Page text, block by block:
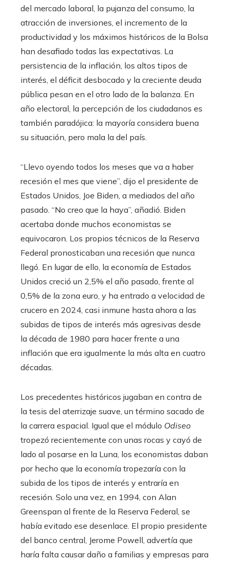
del mercado laboral, la pujanza del consumo, la
atracción de inversiones, el incremento de la
productividad y los máximos históricos de la Bolsa
han desafiado todas las expectativas. La
persistencia de la inflación, los altos tipos de
interés, el déficit desbocado y la creciente deuda
pública pesan en el otro lado de la balanza. En
año electoral, la percepción de los ciudadanos es
también paradójica: la mayoría considera buena
su situación, pero mala la del país.
“Llevo oyendo todos los meses que va a haber
recesión el mes que viene”, dijo el presidente de
Estados Unidos, Joe Biden, a mediados del año
pasado. “No creo que la haya”, añadió. Biden
acertaba donde muchos economistas se
equivocaron. Los propios técnicos de la Reserva
Federal pronosticaban una recesión que nunca
llegó. En lugar de ello, la economía de Estados
Unidos creció un 2,5% el año pasado, frente al
0,5% de la zona euro, y ha entrado a velocidad de
crucero en 2024, casi inmune hasta ahora a las
subidas de tipos de interés más agresivas desde
la década de 1980 para hacer frente a una
inflación que era igualmente la más alta en cuatro
décadas.
Los precedentes históricos jugaban en contra de
la tesis del aterrizaje suave, un término sacado de
la carrera espacial. Igual que el módulo Odiseo
tropezó recientemente con unas rocas y cayó de
lado al posarse en la Luna, los economistas daban
por hecho que la economía tropezaría con la
subida de los tipos de interés y entraría en
recesión. Solo una vez, en 1994, con Alan
Greenspan al frente de la Reserva Federal, se
había evitado ese desenlace. El propio presidente
del banco central, Jerome Powell, advertía que
haría falta causar daño a familias y empresas para